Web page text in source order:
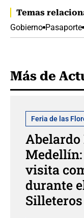
Temas
Gobierno Pasaporte
Más de
Feria de las
Abelardo
visita
durante
Silleteros